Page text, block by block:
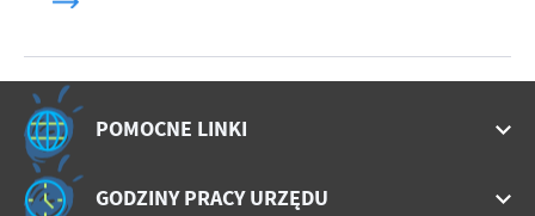
POMOCNE LINKI
GODZINY PRACY URZĘDU